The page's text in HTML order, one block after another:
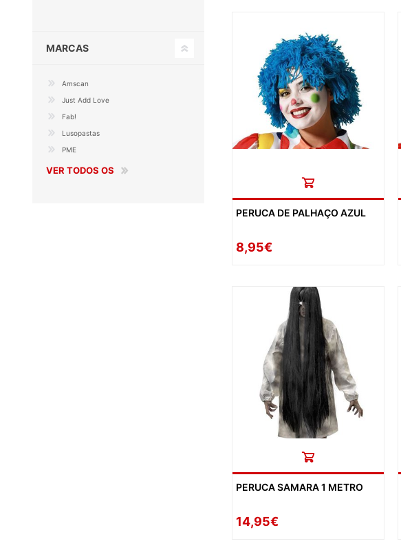
PERUCA DE PALHAÇO AZUL
8,95€
PERUCA SAMARA 1 METRO
14,95€
MARCAS
Amscan
Just Add Love
Fab!
Lusopastas
PME
VER TODOS OS